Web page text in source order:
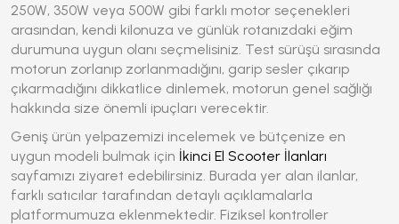
250W, 350W veya 500W gibi farklı motor seçenekleri
arasından, kendi kilonuza ve günlük rotanızdaki eğim
durumuna uygun olanı seçmelisiniz. Test sürüşü sırasında
motorun zorlanıp zorlanmadığını, garip sesler çıkarıp
çıkarmadığını dikkatlice dinlemek, motorun genel sağlığı
hakkında size önemli ipuçları verecektir.
Geniş ürün yelpazemizi incelemek ve bütçenize en
uygun modeli bulmak için İkinci El Scooter İlanları
sayfamızı ziyaret edebilirsiniz. Burada yer alan ilanlar,
farklı satıcılar tarafından detaylı açıklamalarla
platformumuza eklenmektedir. Fiziksel kontroller